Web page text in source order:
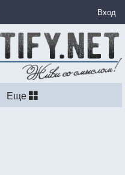
Вход
Еще